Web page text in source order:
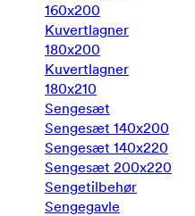
160x200
Kuvertlagner
180x200
Kuvertlagner
180x210
Sengesæt
Sengesæt 140x200
Sengesæt 140x220
Sengesæt 200x220
Sengetilbehør
Sengegavle